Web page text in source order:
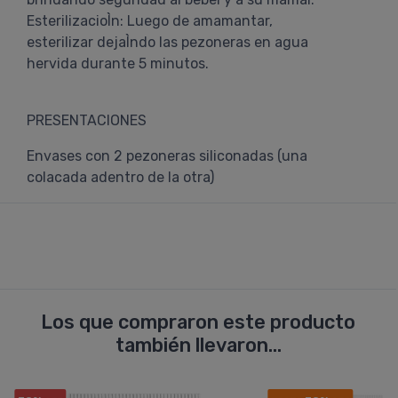
EsterilizacioÌn: Luego de amamantar,
esterilizar dejaÌndo las pezoneras en agua
hervida durante 5 minutos.
PRESENTACIONES
Envases con 2 pezoneras siliconadas (una
colacada adentro de la otra)
Los que compraron este producto
también llevaron...